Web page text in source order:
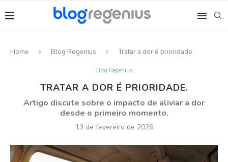
Home Blog Regenius Tratar a dor é prioridade.
Blog Regenius
TRATAR A DOR É PRIORIDADE.
Artigo discute sobre o impacto de aliviar a dor
desde o primeiro momento.
13 de fevereiro de 2026